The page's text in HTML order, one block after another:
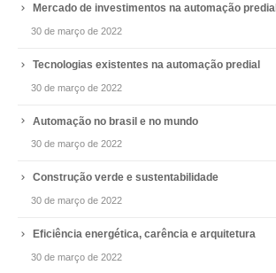
Mercado de investimentos na automação predial
30 de março de 2022
Tecnologias existentes na automação predial
30 de março de 2022
Automação no brasil e no mundo
30 de março de 2022
Construção verde e sustentabilidade
30 de março de 2022
Eficiência energética, carência e arquitetura
30 de março de 2022